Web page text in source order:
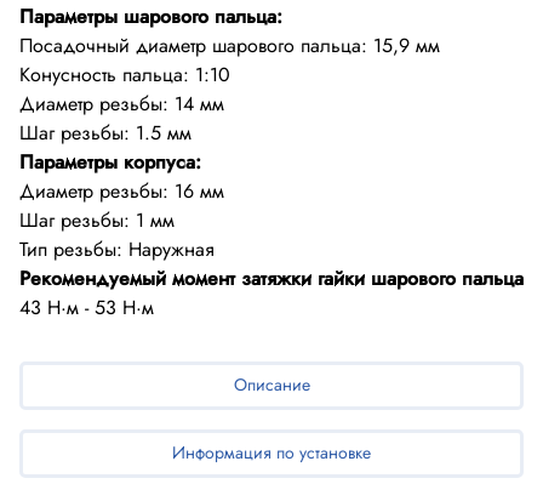
Параметры шарового пальца:
Посадочный диаметр шарового пальца: 15,9 мм
Конусность пальца: 1:10
Диаметр резьбы: 14 мм
Параметры корпуса:
Диаметр резьбы: 16 мм
Шаг резьбы: 1 мм
Рекомендуемый момент затяжки гайки шарового пальца
Описание
Информация по установке